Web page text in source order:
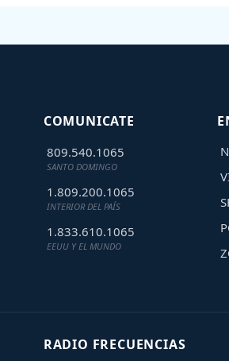
COMUNICATE
809.540.1065
SANTO DOMINGO
1.809.200.1065
INTERIOR DEL PAÍS
1.833.610.1065
EEUU Y EL MUNDO
RADIO FRECUENCIAS